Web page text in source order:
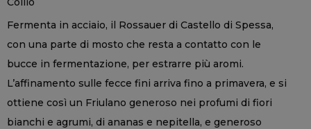
Fermenta in acciaio, il Rossauer di Castello di Spessa,
con una parte di mosto che resta a contatto con le
bucce in fermentazione, per estrarre più aromi.
L’affinamento sulle fecce fini arriva fino a primavera, e si
ottiene così un Friulano generoso nei profumi di fiori
bianchi e agrumi, di ananas e nepitella, e generoso